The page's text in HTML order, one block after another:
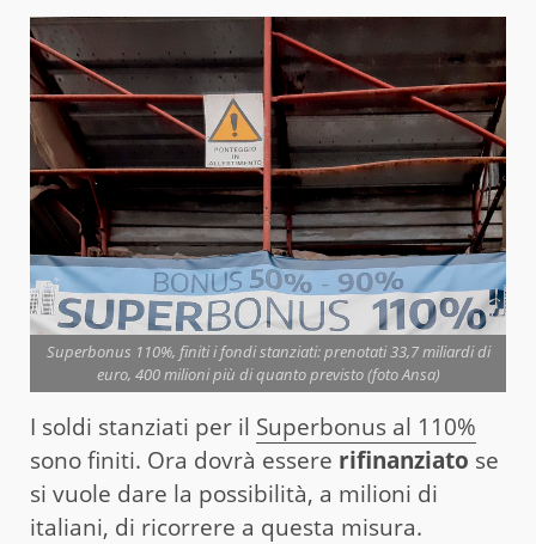
Superbonus 110%, finiti i fondi stanziati: prenotati 33,7 miliardi di
euro, 400 milioni più di quanto previsto (foto Ansa)
I soldi stanziati per il Superbonus al 110%
sono finiti. Ora dovrà essere rifinanziato se
si vuole dare la possibilità, a milioni di
italiani, di ricorrere a questa misura.